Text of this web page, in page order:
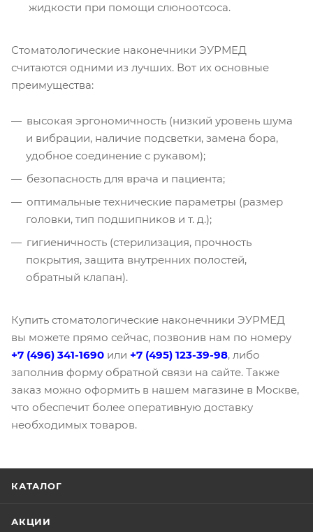
жидкости при помощи слюноотсоса.
Стоматологические наконечники ЭУРМЕД
считаются одними из лучших. Вот их основные
преимущества:
высокая эргономичность (низкий уровень шума
и вибрации, наличие подсветки, замена бора,
удобное соединение с рукавом);
безопасность для врача и пациента;
оптимальные технические параметры (размер
головки, тип подшипников и т. д.);
гигиеничность (стерилизация, прочность
покрытия, защита внутренних полостей,
обратный клапан).
Купить стоматологические наконечники ЭУРМЕД
вы можете прямо сейчас, позвонив нам по номеру
+7 (496) 341-1690 или +7 (495) 123-39-98, либо
заполнив форму обратной связи на сайте. Также
заказ можно оформить в нашем магазине в Москве,
что обеспечит более оперативную доставку
необходимых товаров.
КАТАЛОГ
АКЦИИ